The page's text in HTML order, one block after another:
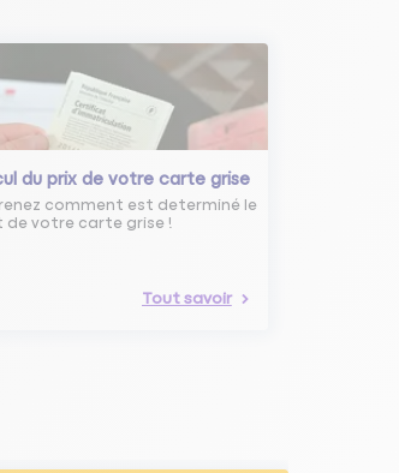
du prix de votre carte grise
comment est determiné le
de votre carte grise !
Tout savoir